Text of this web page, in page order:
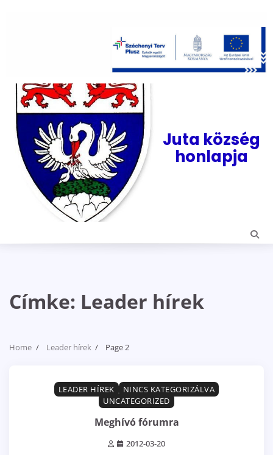
content
Juta község
honlapja
Címke: Leader hírek
Home Leader hírek Page 2
LEADER HÍREK
NINCS KATEGORIZÁLVA
UNCATEGORIZED
Meghívó fórumra
2012-03-20